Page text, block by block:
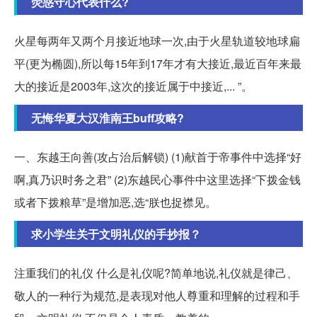
火星每两年又两个月接近地球一次,由于火星轨道较地球扁
平(更为椭圆),所以每15年到17年才有大接近,最近百年来最
大的接近是2003年,这次的接近属于中接近,... ”。
无悔华夏大汉淮南王buff攻略?
一、东越王向善(攻占治后解锁) (1)献首于帝事件中选择“好
啊,真乃识时务之君” (2)东越民心事件中这里选择“下拨金钱
或者下拨粮草”是增加恶,选“朕也捉襟见。
求小学生关于文明礼仪的手抄报？
注重我们的礼仪 什么是礼仪呢?简单地说,礼仪就是律己、
敬人的一种行为规范,是表现对他人尊重和理解的过程和手